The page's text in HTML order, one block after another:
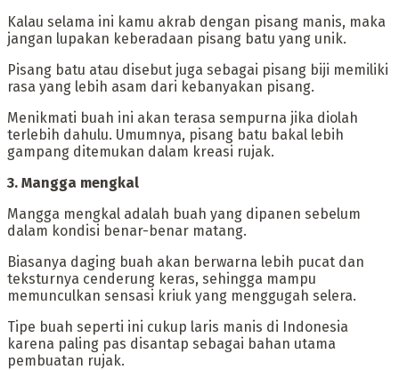
Kalau selama ini kamu akrab dengan pisang manis, maka
jangan lupakan keberadaan pisang batu yang unik.
‎Pisang batu atau disebut juga sebagai pisang biji memiliki
rasa yang lebih asam dari kebanyakan pisang.
Menikmati buah ini akan terasa sempurna jika diolah
terlebih dahulu. Umumnya, pisang batu bakal lebih
gampang ditemukan dalam kreasi rujak.
‎3. Mangga mengkal
‎Mangga mengkal adalah buah yang dipanen sebelum
dalam kondisi benar-benar matang.
Biasanya daging buah akan berwarna lebih pucat dan
teksturnya cenderung keras, sehingga mampu
memunculkan sensasi kriuk yang menggugah selera.
‎Tipe buah seperti ini cukup laris manis di Indonesia
karena paling pas disantap sebagai bahan utama
pembuatan rujak.